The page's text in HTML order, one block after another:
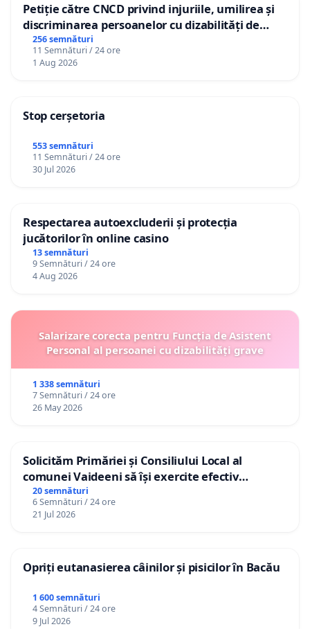
Petiție către CNCD privind injuriile, umilirea și
discriminarea persoanelor cu dizabilități de
către utilizatorul TikTok „Gorici”
256 semnături
11 Semnături / 24 ore
1 Aug 2026
Stop cerșetoria
553 semnături
11 Semnături / 24 ore
30 Jul 2026
Respectarea autoexcluderii și protecția
jucătorilor în online casino
13 semnături
9 Semnături / 24 ore
4 Aug 2026
Salarizare corecta pentru Funcția de Asistent
Personal al persoanei cu dizabilități grave
1 338 semnături
7 Semnături / 24 ore
26 May 2026
Solicităm Primăriei și Consiliului Local al
comunei Vaideeni să își exercite efectiv
atribuțiile legale și să reprezinte interesele
cetățenilor în raport cu APAVIL S.A, operatorul
serviciului de apă!
20 semnături
6 Semnături / 24 ore
21 Jul 2026
Opriți eutanasierea câinilor și pisicilor în Bacău
1 600 semnături
4 Semnături / 24 ore
9 Jul 2026